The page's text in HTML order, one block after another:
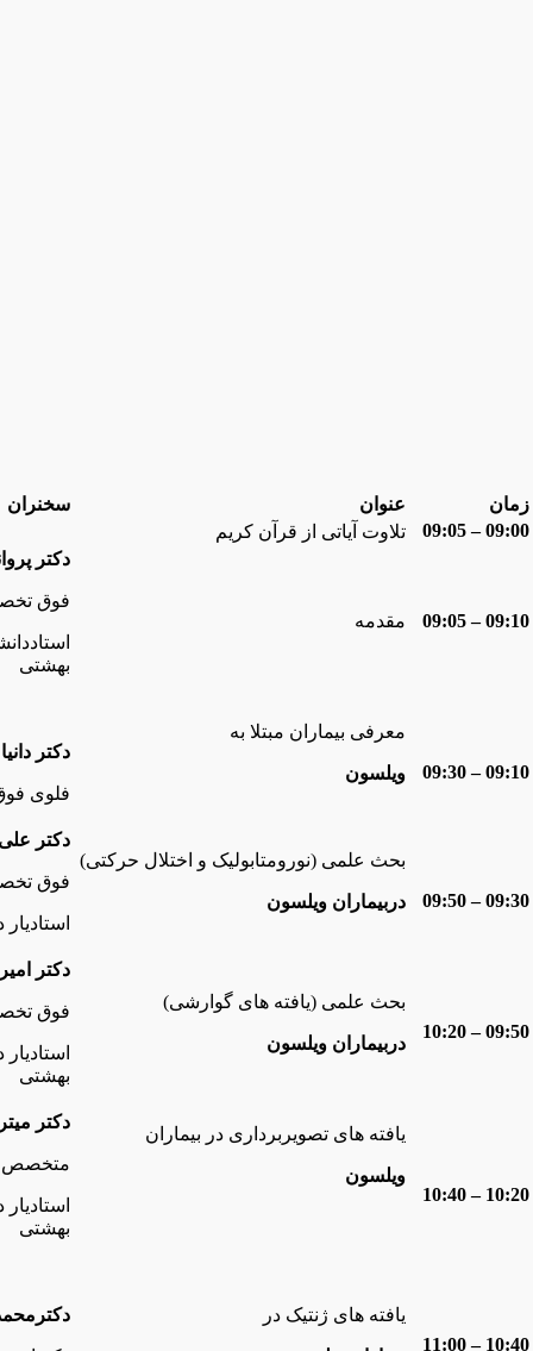
زمان عنوان
سخنران
09:00 – 09:05
تلاوت آیاتی از قرآن کریم
09:10
–
09:05 مقدمه
دکتر
فوق
بهشتی
09:10 – 09:30
معرفی بیماران مبتلا به
ویلسون
دکتر
فلوی
09:30 – 09:50
بحث علمی (نورومتابولیک و اختلال حرکتی)
دربیماران ویلسون
دکتر
فوق
09:50 – 10:20
بحث علمی (یافته های گوارشی)
دربیماران ویلسون
دکتر
فوق
بهشتی
10:20 – 10:40
یافته های تصویربرداری در بیماران
ویلسون
دکتر
متخصص
بهشتی
10:40 – 11:00
یافته های ژنتیک در